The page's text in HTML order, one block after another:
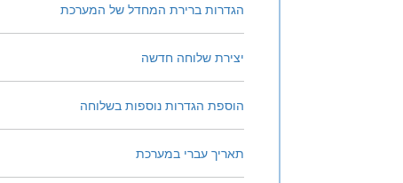
הגדרות ברירת המחדל של המערכת
יצירת שלוחה חדשה
הוספת הגדרות נוספות בשלוחה
תאריך עברי במערכת